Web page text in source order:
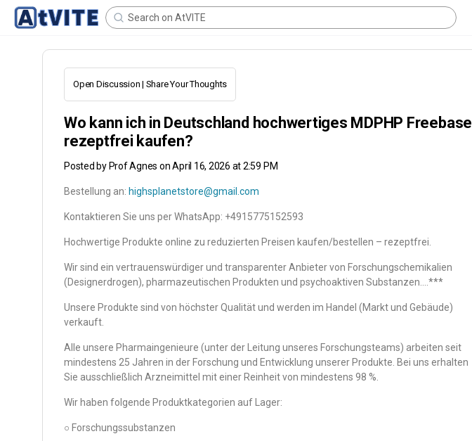
Open Discussion | Share Your Thoughts
Wo kann ich in Deutschland hochwertiges MDPHP Freebase
rezeptfrei kaufen?
Posted by Prof Agnes on April 16, 2026 at 2:59 PM
Bestellung an: highsplanetstore@gmail.com
Kontaktieren Sie uns per WhatsApp: +4915775152593
Hochwertige Produkte online zu reduzierten Preisen kaufen/bestellen – rezeptfrei.
Wir sind ein vertrauenswürdiger und transparenter Anbieter von Forschungschemikalien
(Designerdrogen), pharmazeutischen Produkten und psychoaktiven Substanzen….***
Unsere Produkte sind von höchster Qualität und werden im Handel (Markt und Gebäude)
verkauft.
Alle unsere Pharmaingenieure (unter der Leitung unseres Forschungsteams) arbeiten seit
mindestens 25 Jahren in der Forschung und Entwicklung unserer Produkte. Bei uns erhalten
Sie ausschließlich Arzneimittel mit einer Reinheit von mindestens 98 %.
Wir haben folgende Produktkategorien auf Lager:
○ Forschungssubstanzen